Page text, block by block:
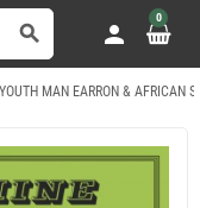
search person
0
MAN EARRON & AFRICAN